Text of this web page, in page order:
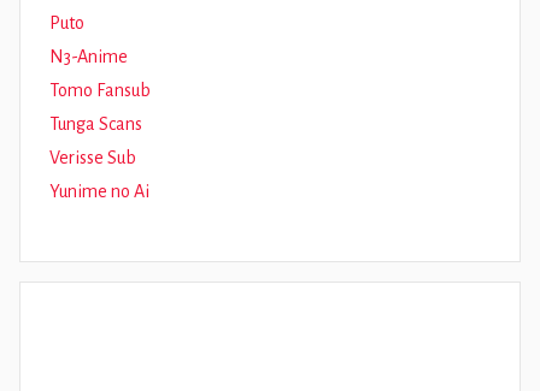
Puto
N3-Anime
Tomo Fansub
Tunga Scans
Verisse Sub
Yunime no Ai